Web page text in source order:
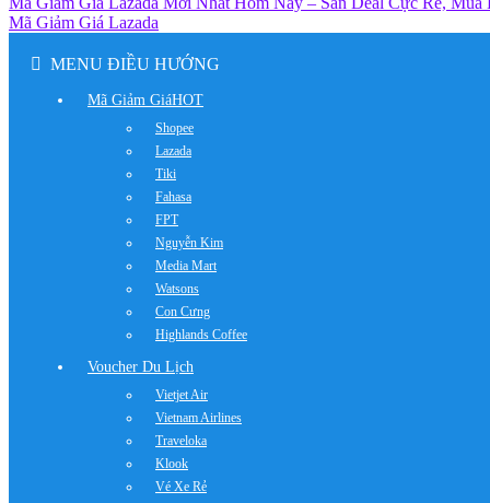
Mã Giảm Giá Lazada
MENU ĐIỀU HƯỚNG
Mã Giảm GiáHOT
Shopee
Lazada
Tiki
Fahasa
FPT
Nguyễn Kim
Media Mart
Watsons
Con Cưng
Highlands Coffee
Voucher Du Lịch
Vietjet Air
Vietnam Airlines
Traveloka
Klook
Vé Xe Rẻ